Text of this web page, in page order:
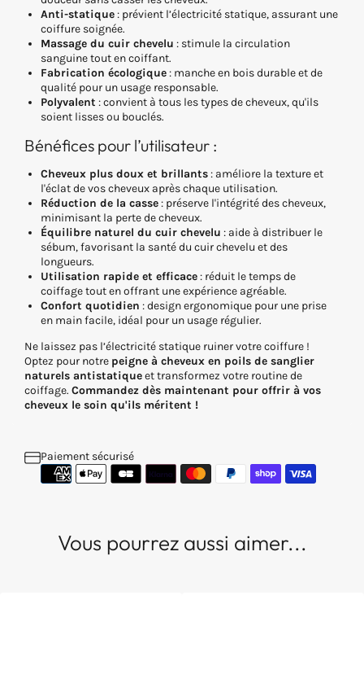
Anti-statique: prévient l’électricité statique, assurant une
coiffure soignée.
Massage du cuir chevelu : stimule la circulation
sanguine tout en coiffant.
Fabrication écologique: manche en bois durable et de
qualité pour un usage responsable.
Polyvalent : convient à tous les types de cheveux, qu'ils
soient lisses ou bouclés.
Bénéfices pour l’utilisateur :
Cheveux plus doux et brillants: améliore la texture et
l'éclat de vos cheveux après chaque utilisation.
Réduction de la casse: préserve l'intégrité des cheveux,
minimisant la perte de cheveux.
Équilibre naturel du cuir chevelu : aide à distribuer le
sébum, favorisant la santé du cuir chevelu et des
longueurs.
Utilisation rapide et efficace: réduit le temps de
coiffage tout en offrant une expérience agréable.
Confort quotidien : design ergonomique pour une prise
en main facile, idéal pour un usage régulier.
Ne laissez pas l’électricité statique ruiner votre coiffure !
Optez pour notre peigne à cheveux en poils de sanglier
naturels antistatiqueet transformez votre routine de
coiffage. Commandez dès maintenant pour offrir à vos
cheveux le soin qu'ils méritent !
Paiement sécurisé
Vous pourrez aussi aimer...